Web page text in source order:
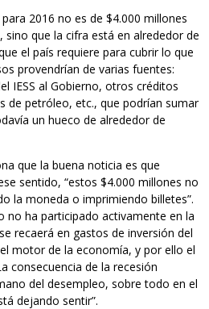
2016 no es de $4.000 millones
que la cifra está en alrededor de
el país requiere para cubrir lo que
provendrían de varias fuentes:
IESS al Gobierno, otros créditos
de petróleo, etc., que podrían sumar
un hueco de alrededor de
que la buena noticia es que
sentido, “estos $4.000 millones no
la moneda o imprimiendo billetes”.
no ha participado activamente en la
recaerá en gastos de inversión del
motor de la economía, y por ello el
consecuencia de la recesión
del desempleo, sobre todo en el
dejando sentir”.